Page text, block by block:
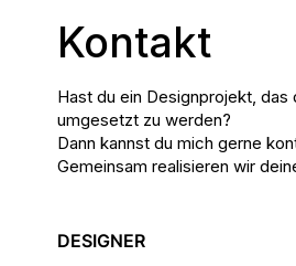
Kontakt
Hast du ein Designprojekt, das
umgesetzt zu werden?
Dann kannst du mich gerne
Gemeinsam realisieren wir
DESIGNER